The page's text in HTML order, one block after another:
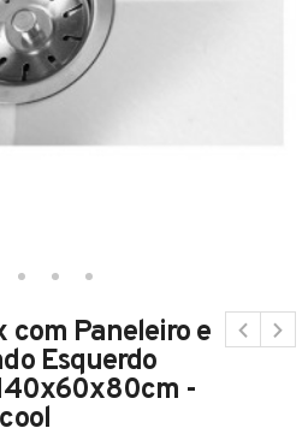
com Paneleiro e
Esquerdo
-